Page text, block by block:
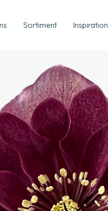
Sortiment Inspiration